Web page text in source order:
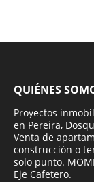
QUIÉNES
Proyectos
en Pereira,
Venta de
construcción o
solo punto.
Eje Cafetero.